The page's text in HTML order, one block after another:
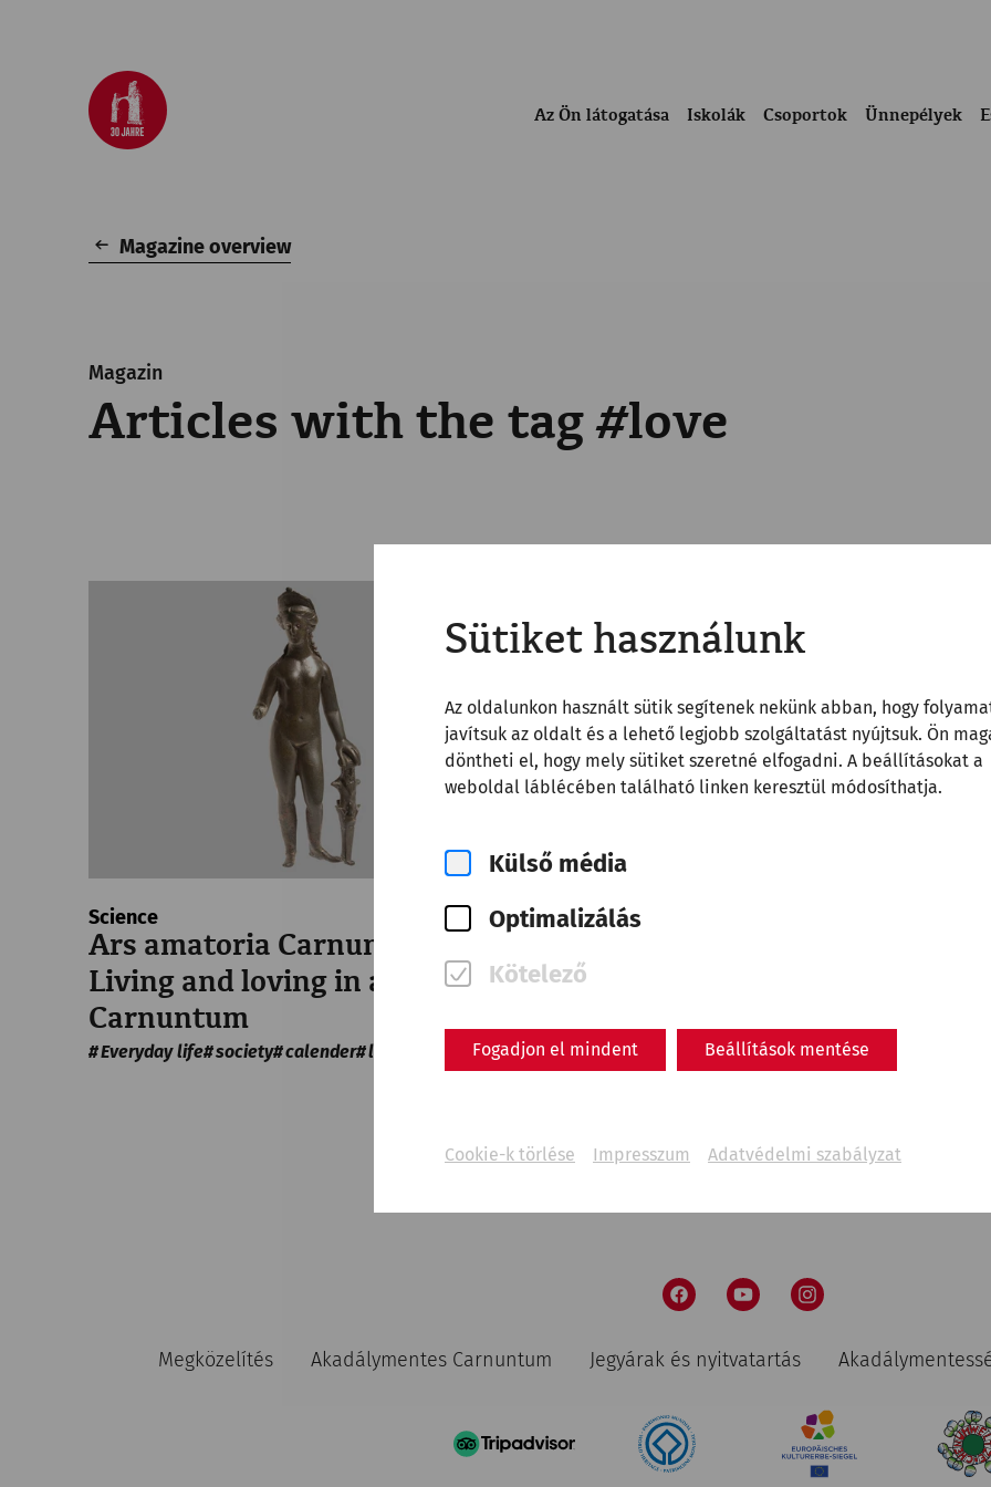
Sütiket használunk
Az oldalunkon használt sütik segítenek nekünk abban, hogy
javítsuk az oldalt és a lehető legjobb szolgáltatást nyújtsuk. Ön
döntheti el, hogy mely sütiket szeretné elfogadni. A beállításokat a
weboldal láblécében található linken keresztül módosíthatja.
Külső média
Optimalizálás
Kötelező
Fogadjon el mindent Beállítások mentése
Cookie-k törlése Impresszum Adatvédelmi szabályzat
Az Ön látogatása Iskolák Csoportok Ünnepélyek
Magazine overview
Magazin
Articles with the tag #love
Science
Ars amatoria Carnuntensis –
Living and loving in ancient
Carnuntum
Everyday life society calender love
Science
Valentin and Amor
Religion
Megközelítés Akadálymentes Carnuntum Jegyárak és nyitvatartás